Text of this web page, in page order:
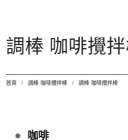
調棒 咖啡攪
首頁 調棒 咖啡攪拌棒 調棒 咖啡攪拌棒
咖啡